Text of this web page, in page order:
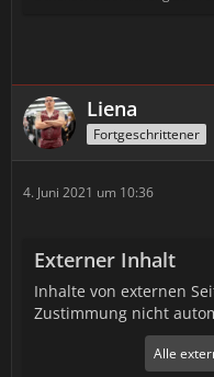
Liena
Fortgeschrittener
4. Juni 2021 um 10:36
Externer Inhalt
Inhalte von externen
Zustimmung nicht
Alle